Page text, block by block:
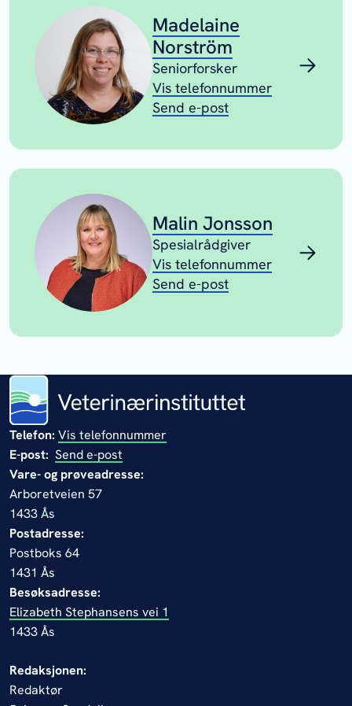
Madelaine
Norström
Seniorforsker
Vis telefonnummer
Send e-post
Malin Jonsson
Spesialrådgiver
Vis telefonnummer
Send e-post
Telefon: Vis telefonnummer
E-post: Send e-post
Vare- og prøveadresse:
Arboretveien 57
1433 Ås
Postadresse:
Postboks 64
1431 Ås
Besøksadresse:
Elizabeth Stephansens vei 1
1433 Ås
Redaksjonen:
Redaktør